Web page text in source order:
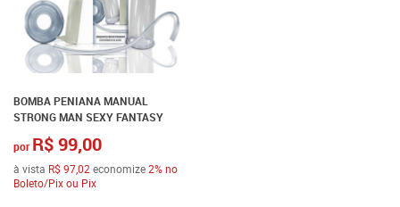
BOMBA PENIANA MANUAL
STRONG MAN SEXY FANTASY
por R$ 99,00
à vista R$ 97,02 economize2%no
Boleto/Pix ou Pix